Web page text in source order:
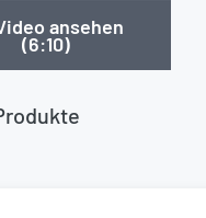
ansehen
(6:10)